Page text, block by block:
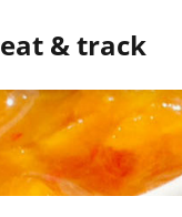
eat & track